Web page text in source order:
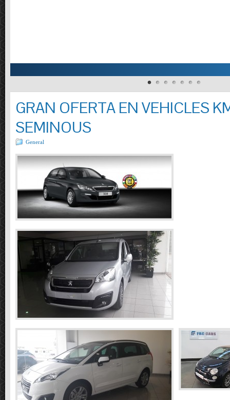
GRAN OFERTA EN VEHICLES
SEMINOUS
General